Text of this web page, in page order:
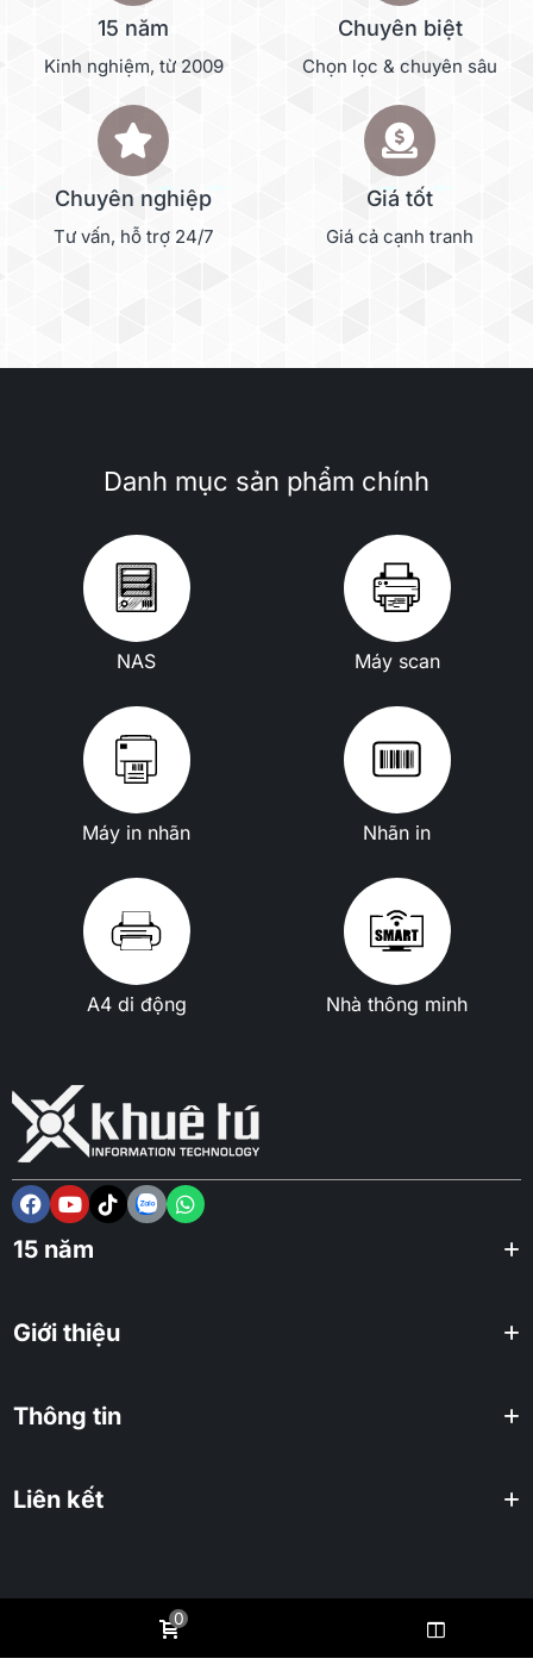
15 năm
Kinh nghiệm, từ 2009
Chuyên biệt
Chọn lọc & chuyên sâu
Chuyên nghiệp
Tư vấn, hỗ trợ 24/7
Giá tốt
Giá cả cạnh tranh
Danh mục sản phẩm chính
NAS Máy scan
Máy in nhãn Nhãn in
A4 di động Nhà thông minh
15 năm
Giới thiệu
Thông tin
Liên kết
2025 KHUÊ TÚ Co., ltd. All rights reserved.
0